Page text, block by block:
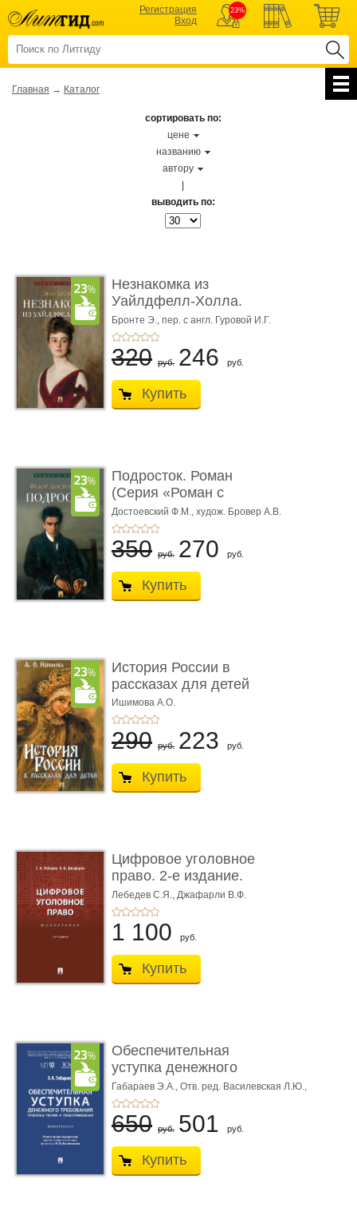
Регистрация
Вход
23%
Главная → Каталог
сортировать по:
цене
названию
автору
выводить по:
Незнакомка из
Уайлдфелл-Холла.
Роман (Серия «Р� ...
Бронте Э., пер. с англ. Гуровой И.Г.
320 руб. 246 руб.
Купить
Подросток. Роман
(Серия «Роман с
книгой»)
Достоевский Ф.М., худож. Бровер А.В.
350 руб. 270 руб.
Купить
История России в
рассказах для детей
Ишимова А.О.
290 руб. 223 руб.
Купить
Цифровое уголовное
право. 2-е издание.
Монограф ...
Лебедев С.Я., Джафарли В.Ф.
1 100 руб.
Купить
Обеспечительная
уступка денежного
требования ...
Габараев Э.А., Отв. ред. Василевская Л.Ю.,
вступ. сл. Каретина М.Г.
650 руб. 501 руб.
Купить